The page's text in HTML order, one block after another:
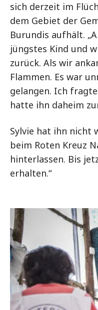
sich derzeit im
dem Gebiet der
Burundis aufhält.
jüngstes Kind und
zurück. Als wir
Flammen. Es war
gelangen. Ich
hatte ihn daheim
Sylvie hat ihn nicht
beim Roten Kreuz
hinterlassen. Bis
erhalten.“